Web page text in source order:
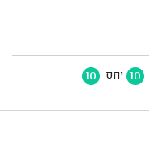
10 יחס 10